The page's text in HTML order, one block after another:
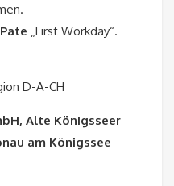
„First Workday“.
D-A-CH
Alte Königsseer
am Königssee